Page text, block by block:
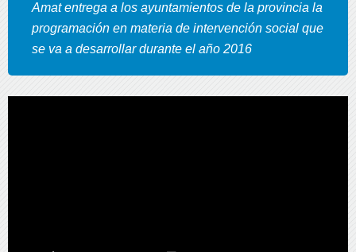
Amat entrega a los ayuntamientos de la provincia la
programación en materia de intervención social que
se va a desarrollar durante el año 2016